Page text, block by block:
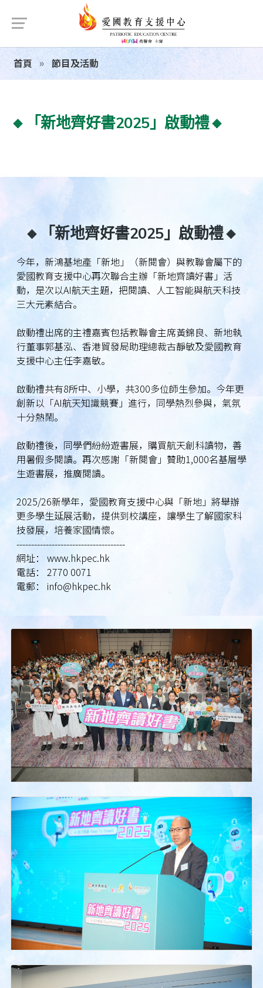
首頁 節目及活動
🔸「新地齊好書2025」啟動禮🔸
🔸「新地齊好書2025」啟動禮🔸
今年，新鴻基地產「新地」（新閱會）與教聯會屬下的
愛國教育支援中心再次聯合主辦「新地齊讀好書」活
動，是次以AI航天主題，把閱讀、人工智能與航天科技
三大元素結合。
啟動禮出席的主禮嘉賓包括教聯會主席黃錦良、新地執
行董事郭基泓、香港貿發局助理總裁古靜敏及愛國教育
支援中心主任李嘉敏。
啟動禮共有8所中、小學，共300多位師生參加。今年更
創新以「AI航天知識競賽」進行，同學熱烈參與，氣氛
十分熱鬧。
啟動禮後，同學們紛紛遊書展，購買航天創科讀物，善
用暑假多閱讀。再次感謝「新閱會」贊助1,000名基層學
生遊書展，推廣閱讀。
2025/26新學年，愛國教育支援中心與「新地」將舉辦
更多學生延展活動，提供到校講座，讓學生了解國家科
技發展，培養家國情懷。
-------------------------------------
網址： www.hkpec.hk
電話： 2770 0071
電郵： info@hkpec.hk